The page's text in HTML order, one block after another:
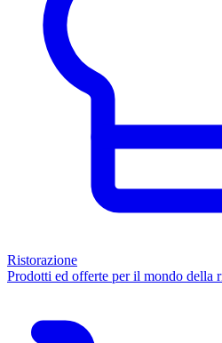
Ristorazione
Prodotti ed offerte per il mondo della